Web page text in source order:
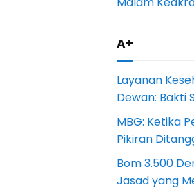
A+
Layanan
Dewan: Bakti
MBG: Ketika
Pikiran
Bom 3.500
Jasad yang